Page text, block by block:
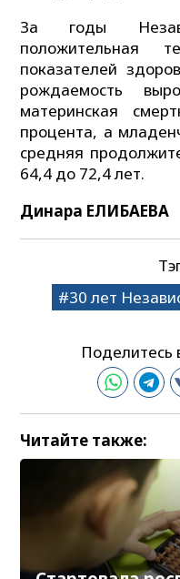
За годы
положительная
показателей
рождаемость
материнская
процента, а
средняя
64,4 до 72,4 лет.
Динара ЕЛИБАЕВА
30 лет
Поделитесь
Читайте также: